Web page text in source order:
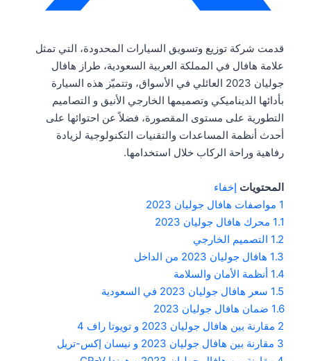
قدمت شركة توزيع وتسويق السيارات المحدودة، التي تمثل
علامة هافال في المملكة العربية السعودية، طراز هافال
جوليان 2023 العائلي في الأسواق، وتتميّز هذه السيارة
بأدائها الديناميكي وتصميمها الخارجي الأنيق و التصاميم
التطورية على مستوى المقصورة، فضلاً عن احتوائها على
أحدث أنظمة المساعدات والتقنيات التكنولوجية لزيادة
رفاهية وراحة الركاب خلال استخدامها.
المحتويات إخفاء
1 مواصفات هافال جوليان 2023
1.1 محرك هافال جوليان 2023
1.2 التصميم الخارجي
1.3 هافال جوليان 2023 من الداخل
1.4 أنظمة الأمان والسلامة
1.5 سعر هافال جوليان 2023 في السعودية
1.6 ضمان هافال جوليان 2023
2 مقارنة بين هافال جوليان 2023 و تويوتا راف 4
3 مقارنة بين هافال جوليان 2023 و نيسان إكس-تريل